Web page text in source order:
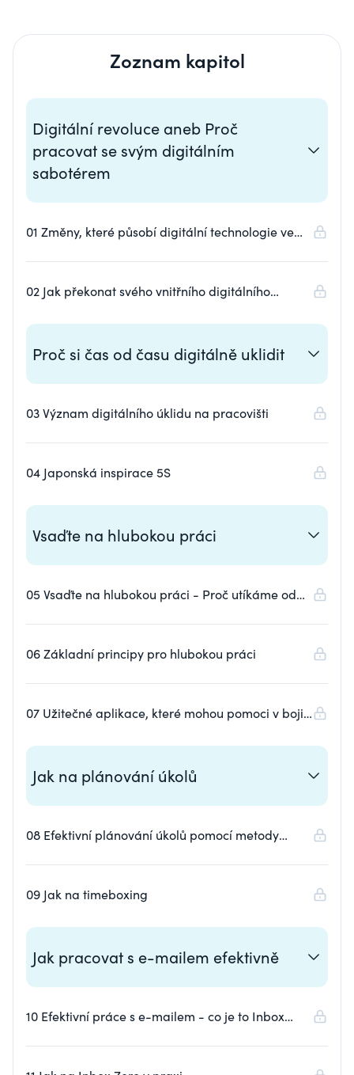
Zoznam kapitol
Digitální revoluce aneb Proč
pracovat se svým digitálním
sabotérem
01 Změny, které působí digitální technologie ve
02 Jak překonat svého vnitřního digitálního
Proč si čas od času digitálně uklidit
03 Význam digitálního úklidu na pracovišti
04 Japonská inspirace 5S
Vsaďte na hlubokou práci
05 Vsaďte na hlubokou práci - Proč utíkáme od
06 Základní principy pro hlubokou práci
07 Užitečné aplikace, které mohou pomoci v boji
Jak na plánování úkolů
08 Efektivní plánování úkolů pomocí metody
09 Jak na timeboxing
Jak pracovat s e-mailem efektivně
10 Efektivní práce s e-mailem - co je to Inbox